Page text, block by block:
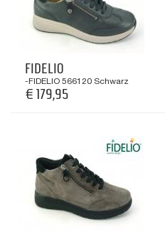
FIDELIO
-FIDELIO 566120 Schwarz
€ 179,95